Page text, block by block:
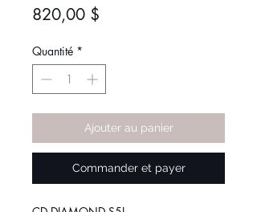
820,00 $
Quantité *
Ajouter au panier
Commander et payer